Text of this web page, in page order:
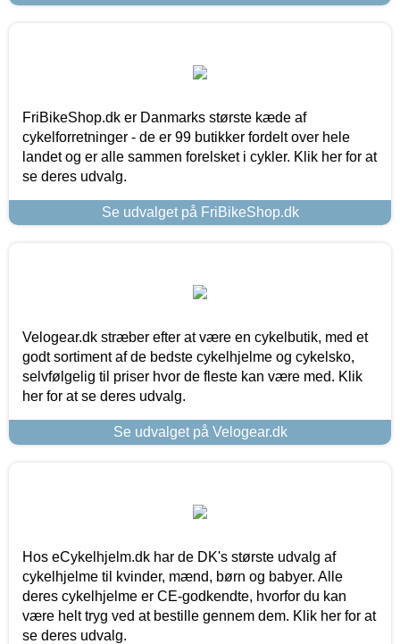
FriBikeShop.dk er Danmarks største kæde af
cykelforretninger - de er 99 butikker fordelt over hele
landet og er alle sammen forelsket i cykler. Klik her for at
se deres udvalg.
Se udvalget på FriBikeShop.dk
Velogear.dk stræber efter at være en cykelbutik, med et
godt sortiment af de bedste cykelhjelme og cykelsko,
selvfølgelig til priser hvor de fleste kan være med. Klik
her for at se deres udvalg.
Se udvalget på Velogear.dk
Hos eCykelhjelm.dk har de DK's største udvalg af
cykelhjelme til kvinder, mænd, børn og babyer. Alle
deres cykelhjelme er CE-godkendte, hvorfor du kan
være helt tryg ved at bestille gennem dem. Klik her for at
se deres udvalg.